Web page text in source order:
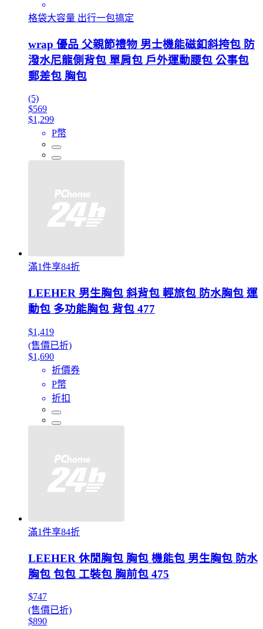
格袋大容量 出行一包搞定
wrap 優品 父親節禮物 男士機能磁釦斜挎包 防
潑水尼龍側背包 單肩包 戶外運動腰包 公事包
郵差包 胸包
(5)
$569
$1,299
P幣
滿1件享84折
LEEHER 男生胸包 斜背包 輕旅包 防水胸包 運
動包 多功能胸包 背包 477
$1,419
(售價已折)
$1,690
折價券
P幣
折扣
滿1件享84折
LEEHER 休閒胸包 胸包 機能包 男生胸包 防水
胸包 包包 工裝包 胸前包 475
$747
(售價已折)
$890